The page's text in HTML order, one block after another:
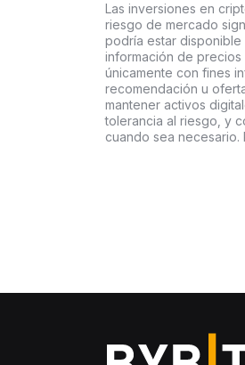
Las inversiones en
riesgo de mercado
podría estar disponible
información de
únicamente con fines
recomendación u
mantener activos
tolerancia al riesgo, y
cuando sea necesario.